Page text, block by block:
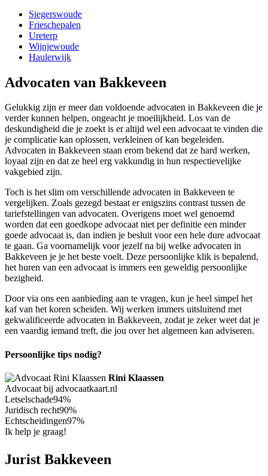
Siegerswoude
Frieschepalen
Ureterp
Wijnjewoude
Haulerwijk
Advocaten van Bakkeveen
Gelukkig zijn er meer dan voldoende advocaten in Bakkeveen die je
verder kunnen helpen, ongeacht je moeilijkheid. Los van de
deskundigheid die je zoekt is er altijd wel een advocaat te vinden die
je complicatie kan oplossen, verkleinen of kan begeleiden.
Advocaten in Bakkeveen staan erom bekend dat ze hard werken,
loyaal zijn en dat ze heel erg vakkundig in hun respectievelijke
vakgebied zijn.
Toch is het slim om verschillende advocaten in Bakkeveen te
vergelijken. Zoals gezegd bestaat er enigszins contrast tussen de
tariefstellingen van advocaten. Overigens moet wel genoemd
worden dat een goedkope advocaat niet per definitie een minder
goede advocaat is, dan indien je besluit voor een hele dure advocaat
te gaan. Ga voornamelijk voor jezelf na bij welke advocaten in
Bakkeveen je je het beste voelt. Deze persoonlijke klik is bepalend,
het huren van een advocaat is immers een geweldig persoonlijke
bezigheid.
Door via ons een aanbieding aan te vragen, kun je heel simpel het
kaf van het koren scheiden. Wij werken immers uitsluitend met
gekwalificeerde advocaten in Bakkeveen, zodat je zeker weet dat je
een vaardig iemand treft, die jou over het algemeen kan adviseren.
Persoonlijke tips nodig?
Rini Klaassen
Advocaat bij advocaatkaart.nl
Letselschade94%
Juridisch recht90%
Echtscheidingen97%
Ik help je graag!
Jurist Bakkeveen